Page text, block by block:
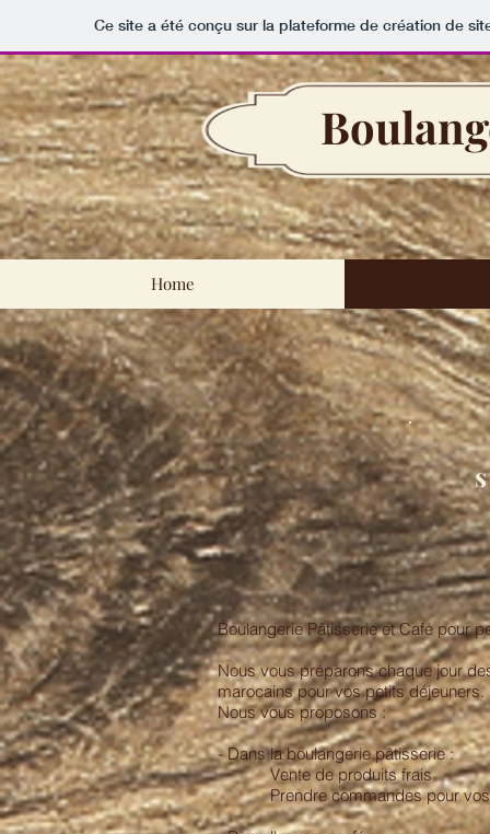
Ce site a été conçu sur la plateforme de création de
Home
Boulangerie Pâtisserie et Café pour
Nous vous préparons chaque jour
marocains pour vos petits déjeuners.
Nous vous proposons :
- Dans la boulangerie pâtisserie :
Vente de produits frais
Prendre commandes pour vos